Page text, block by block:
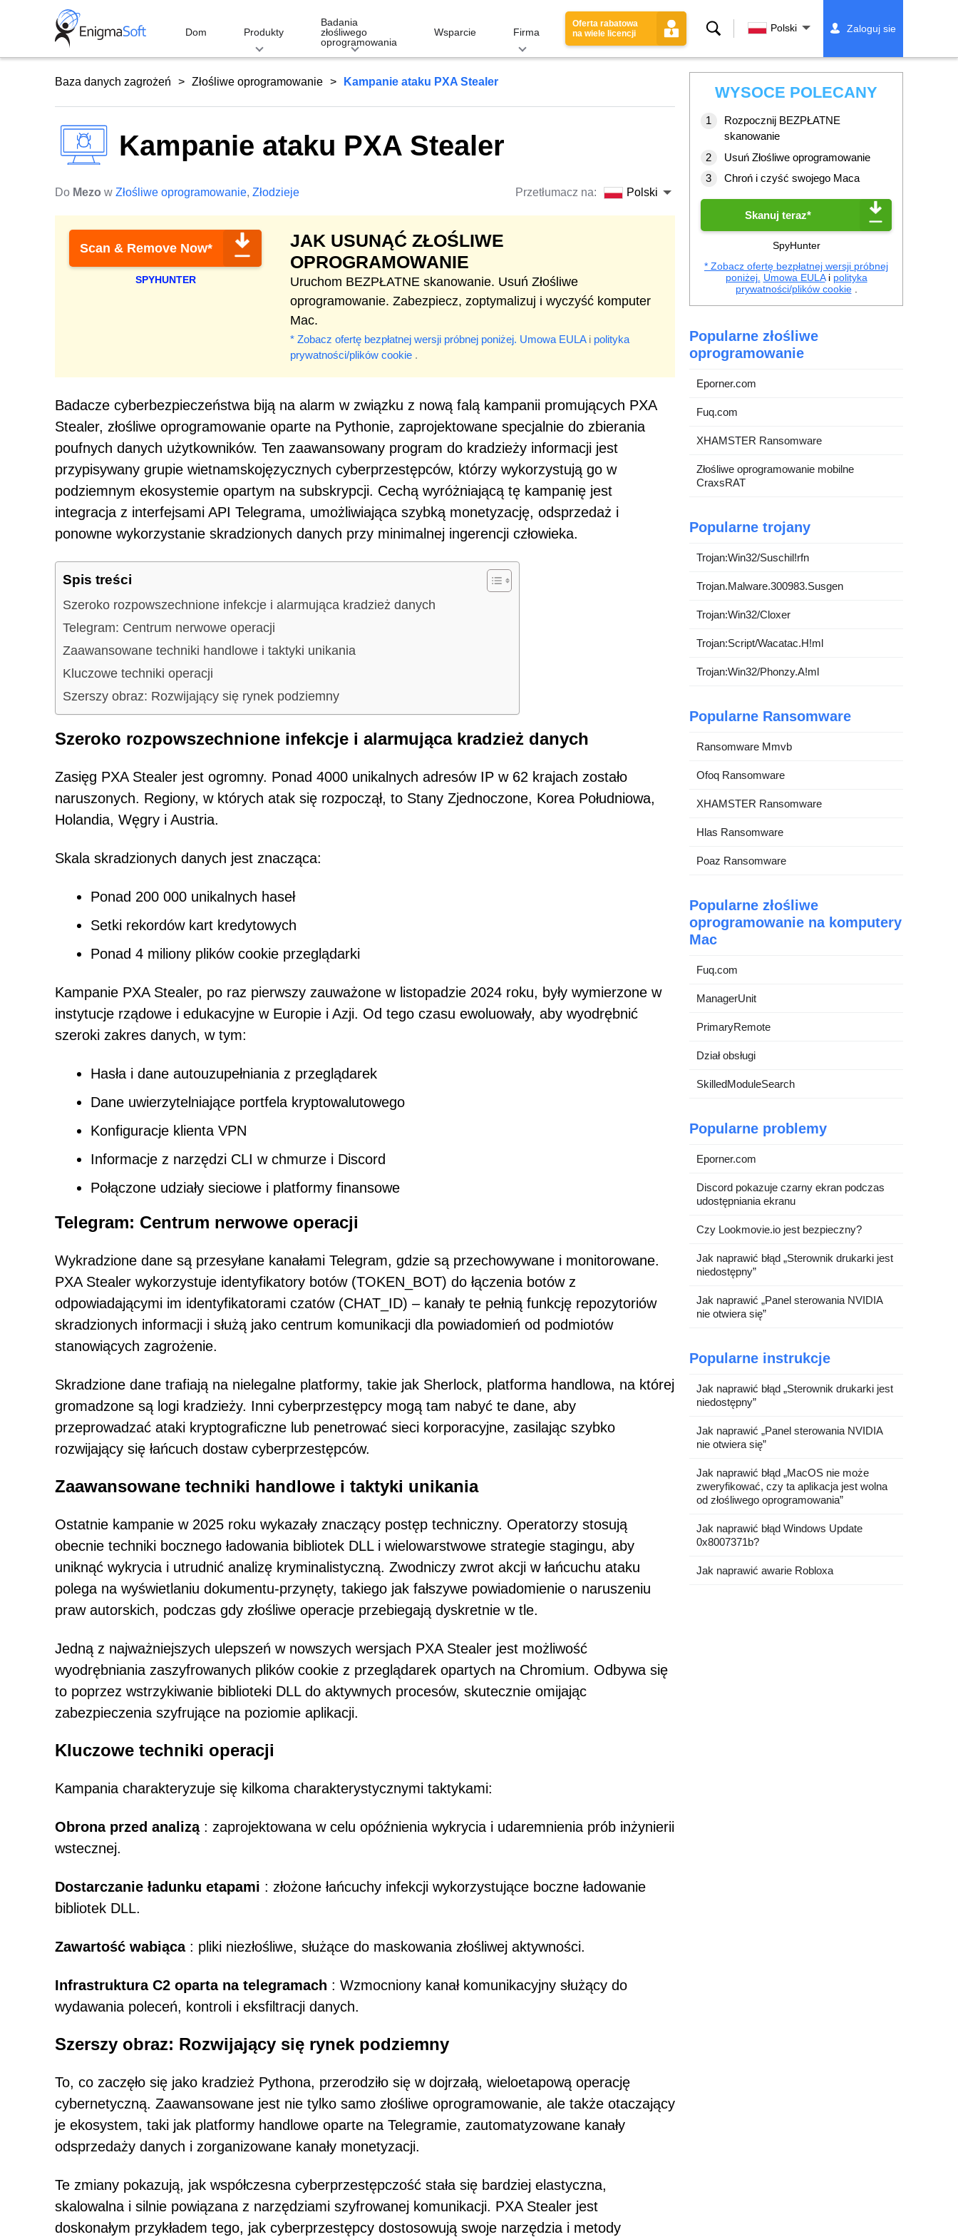
Dom Produkty
Badania
złośliwego
oprogramowania
Wsparcie Firma
Oferta rabatowa
na wiele licencji
Szukaj Polski Zaloguj sie
Baza danych zagrożeń Złośliwe oprogramowanie Kampanie ataku PXA Stealer
Kampanie ataku PXA Stealer
Do Mezo w Złośliwe oprogramowanie, Złodzieje Przetłumacz na: Polski
Scan & Remove Now*
SPYHUNTER
JAK USUNĄĆ ZŁOŚLIWE
OPROGRAMOWANIE
Uruchom BEZPŁATNE skanowanie. Usuń Złośliwe
oprogramowanie. Zabezpiecz, zoptymalizuj i wyczyść komputer
Mac.
* Zobacz ofertę bezpłatnej wersji próbnej poniżej. Umowa EULAi polityka
prywatności/plików cookie .
Badacze cyberbezpieczeństwa biją na alarm w związku z nową falą kampanii promujących PXA
Stealer, złośliwe oprogramowanie oparte na Pythonie, zaprojektowane specjalnie do zbierania
poufnych danych użytkowników. Ten zaawansowany program do kradzieży informacji jest
przypisywany grupie wietnamskojęzycznych cyberprzestępców, którzy wykorzystują go w
podziemnym ekosystemie opartym na subskrypcji. Cechą wyróżniającą tę kampanię jest
integracja z interfejsami API Telegrama, umożliwiająca szybką monetyzację, odsprzedaż i
ponowne wykorzystanie skradzionych danych przy minimalnej ingerencji człowieka.
Spis treści
Szeroko rozpowszechnione infekcje i alarmująca kradzież danych
Telegram: Centrum nerwowe operacji
Zaawansowane techniki handlowe i taktyki unikania
Kluczowe techniki operacji
Szerszy obraz: Rozwijający się rynek podziemny
Szeroko rozpowszechnione infekcje i alarmująca kradzież danych
Zasięg PXA Stealer jest ogromny. Ponad 4000 unikalnych adresów IP w 62 krajach zostało
naruszonych. Regiony, w których atak się rozpoczął, to Stany Zjednoczone, Korea Południowa,
Holandia, Węgry i Austria.
Skala skradzionych danych jest znacząca:
Ponad 200 000 unikalnych haseł
Setki rekordów kart kredytowych
Ponad 4 miliony plików cookie przeglądarki
Kampanie PXA Stealer, po raz pierwszy zauważone w listopadzie 2024 roku, były wymierzone w
instytucje rządowe i edukacyjne w Europie i Azji. Od tego czasu ewoluowały, aby wyodrębnić
szeroki zakres danych, w tym:
Hasła i dane autouzupełniania z przeglądarek
Dane uwierzytelniające portfela kryptowalutowego
Konfiguracje klienta VPN
Informacje z narzędzi CLI w chmurze i Discord
Połączone udziały sieciowe i platformy finansowe
Telegram: Centrum nerwowe operacji
Wykradzione dane są przesyłane kanałami Telegram, gdzie są przechowywane i monitorowane.
PXA Stealer wykorzystuje identyfikatory botów (TOKEN_BOT) do łączenia botów z
odpowiadającymi im identyfikatorami czatów (CHAT_ID) – kanały te pełnią funkcję repozytoriów
skradzionych informacji i służą jako centrum komunikacji dla powiadomień od podmiotów
stanowiących zagrożenie.
Skradzione dane trafiają na nielegalne platformy, takie jak Sherlock, platforma handlowa, na której
gromadzone są logi kradzieży. Inni cyberprzestępcy mogą tam nabyć te dane, aby
przeprowadzać ataki kryptograficzne lub penetrować sieci korporacyjne, zasilając szybko
rozwijający się łańcuch dostaw cyberprzestępców.
Zaawansowane techniki handlowe i taktyki unikania
Ostatnie kampanie w 2025 roku wykazały znaczący postęp techniczny. Operatorzy stosują
obecnie techniki bocznego ładowania bibliotek DLL i wielowarstwowe strategie stagingu, aby
uniknąć wykrycia i utrudnić analizę kryminalistyczną. Zwodniczy zwrot akcji w łańcuchu ataku
polega na wyświetlaniu dokumentu-przynęty, takiego jak fałszywe powiadomienie o naruszeniu
praw autorskich, podczas gdy złośliwe operacje przebiegają dyskretnie w tle.
Jedną z najważniejszych ulepszeń w nowszych wersjach PXA Stealer jest możliwość
wyodrębniania zaszyfrowanych plików cookie z przeglądarek opartych na Chromium. Odbywa się
to poprzez wstrzykiwanie biblioteki DLL do aktywnych procesów, skutecznie omijając
zabezpieczenia szyfrujące na poziomie aplikacji.
Kluczowe techniki operacji
Kampania charakteryzuje się kilkoma charakterystycznymi taktykami:
Obrona przed analizą: zaprojektowana w celu opóźnienia wykrycia i udaremnienia prób inżynierii
wstecznej.
Dostarczanie ładunku etapami : złożone łańcuchy infekcji wykorzystujące boczne ładowanie
bibliotek DLL.
Zawartość wabiąca: pliki niezłośliwe, służące do maskowania złośliwej aktywności.
Infrastruktura C2 oparta na telegramach : Wzmocniony kanał komunikacyjny służący do
wydawania poleceń, kontroli i eksfiltracji danych.
Szerszy obraz: Rozwijający się rynek podziemny
To, co zaczęło się jako kradzież Pythona, przerodziło się w dojrzałą, wieloetapową operację
cybernetyczną. Zaawansowane jest nie tylko samo złośliwe oprogramowanie, ale także otaczający
je ekosystem, taki jak platformy handlowe oparte na Telegramie, zautomatyzowane kanały
odsprzedaży danych i zorganizowane kanały monetyzacji.
Te zmiany pokazują, jak współczesna cyberprzestępczość stała się bardziej elastyczna,
skalowalna i silnie powiązana z narzędziami szyfrowanej komunikacji. PXA Stealer jest
doskonałym przykładem tego, jak cyberprzestępcy dostosowują swoje narzędzia i metody
WYSOCE POLECANY
Rozpocznij BEZPŁATNE
skanowanie
Usuń Złośliwe oprogramowanie
Chroń i czyść swojego Maca
Skanuj teraz*
SpyHunter
* Zobacz ofertę bezpłatnej wersji próbnej
poniżej. Umowa EULAi polityka
prywatności/plików cookie.
Popularne złośliwe
oprogramowanie
Eporner.com
Fuq.com
XHAMSTER Ransomware
Złośliwe oprogramowanie mobilne
CraxsRAT
Popularne trojany
Trojan:Win32/Suschil!rfn
Trojan.Malware.300983.Susgen
Trojan:Win32/Cloxer
Trojan:Script/Wacatac.H!ml
Trojan:Win32/Phonzy.A!ml
Popularne Ransomware
Ransomware Mmvb
Ofoq Ransomware
XHAMSTER Ransomware
Hlas Ransomware
Poaz Ransomware
Popularne złośliwe
oprogramowanie na komputery
Mac
Fuq.com
ManagerUnit
PrimaryRemote
Dział obsługi
SkilledModuleSearch
Popularne problemy
Eporner.com
Discord pokazuje czarny ekran podczas
udostępniania ekranu
Czy Lookmovie.io jest bezpieczny?
Jak naprawić błąd „Sterownik drukarki jest
niedostępny”
Jak naprawić „Panel sterowania NVIDIA
nie otwiera się”
Popularne instrukcje
Jak naprawić błąd „Sterownik drukarki jest
niedostępny”
Jak naprawić „Panel sterowania NVIDIA
nie otwiera się”
Jak naprawić błąd „MacOS nie może
zweryfikować, czy ta aplikacja jest wolna
od złośliwego oprogramowania”
Jak naprawić błąd Windows Update
0x8007371b?
Jak naprawić awarie Robloxa